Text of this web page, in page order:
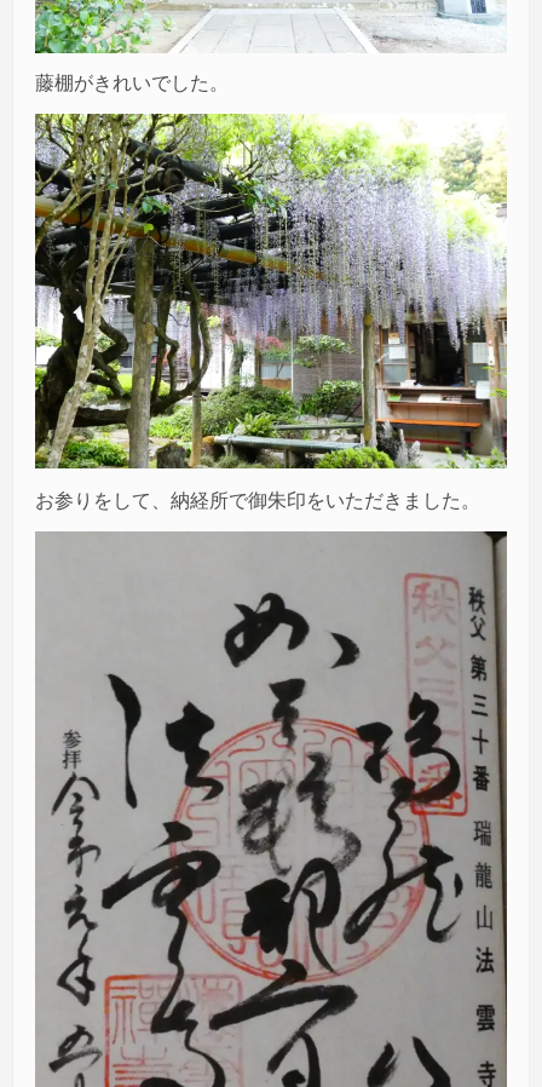
藤棚がきれいでした。
お参りをして、納経所で御朱印をいただきました。